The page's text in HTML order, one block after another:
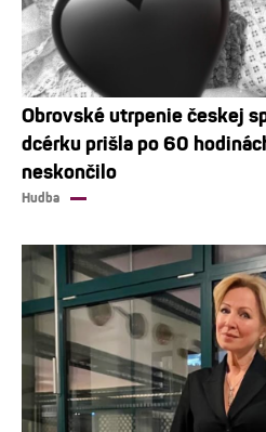
Obrovské utrpenie českej
dcérku prišla po 60
neskončilo
Hudba